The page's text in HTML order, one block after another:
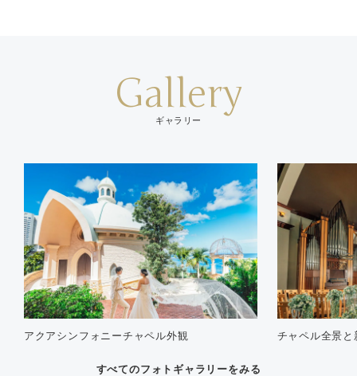
Gallery
ギャラリー
アクアシンフォニーチャペル外観 チャペル全景と
すべてのフォトギャラリーをみる